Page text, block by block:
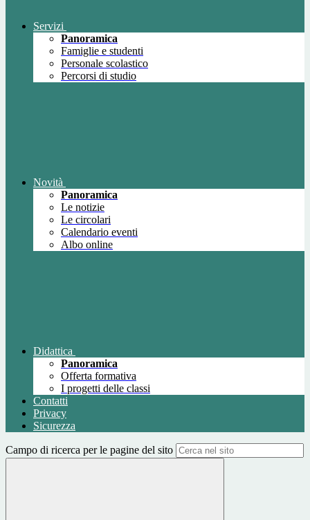
Servizi
Panoramica
Famiglie e studenti
Personale scolastico
Percorsi di studio
Novità
Panoramica
Le notizie
Le circolari
Calendario eventi
Albo online
Didattica
Panoramica
Offerta formativa
I progetti delle classi
Contatti
Privacy
Sicurezza
Campo di ricerca per le pagine del sito